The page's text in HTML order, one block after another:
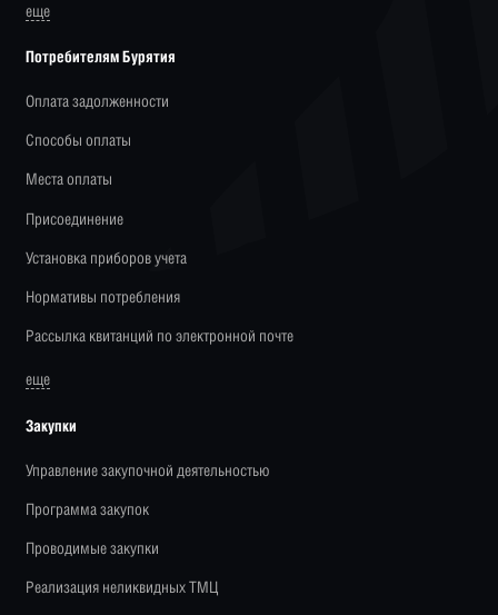
еще
Потребителям Бурятия
Оплата задолженности
Способы оплаты
Места оплаты
Присоединение
Установка приборов учета
Нормативы потребления
Рассылка квитанций по электронной почте
еще
Закупки
Управление закупочной деятельностью
Программа закупок
Проводимые закупки
Реализация неликвидных ТМЦ